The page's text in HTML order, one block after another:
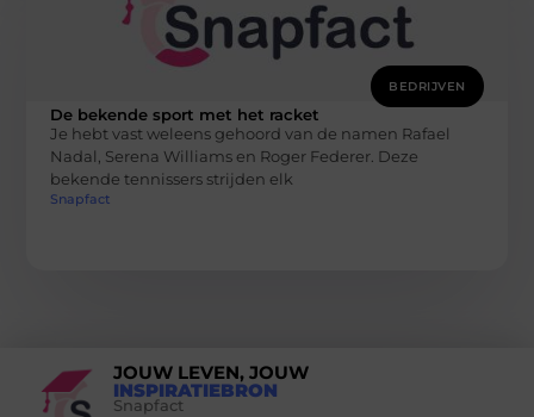
BEDRIJVEN
De bekende sport met het racket
Je hebt vast weleens gehoord van de namen Rafael
Nadal, Serena Williams en Roger Federer. Deze
bekende tennissers strijden elk
Snapfact
JOUW LEVEN, JOUW
INSPIRATIEBRON
Snapfact